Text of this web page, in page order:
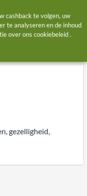
gezelligheid,
cashback te volgen, uw
te analyseren en de inhoud
over ons cookiebeleid.